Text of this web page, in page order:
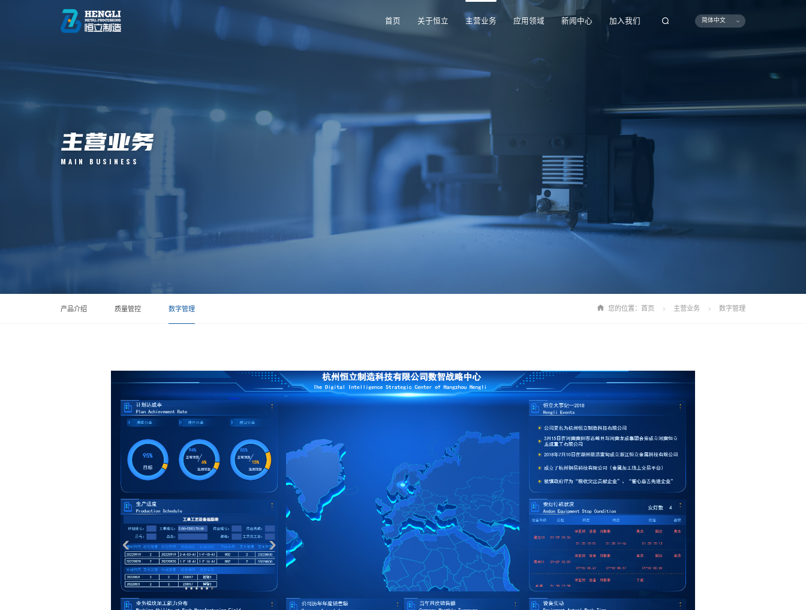
首页 关于恒立 主营业务 应用领域 新闻中心 加入我们 简体中文
主营业务
MAIN BUSINESS
您的位置： 首页 主营业务 数字管理
产品介绍 质量管控 数字管理